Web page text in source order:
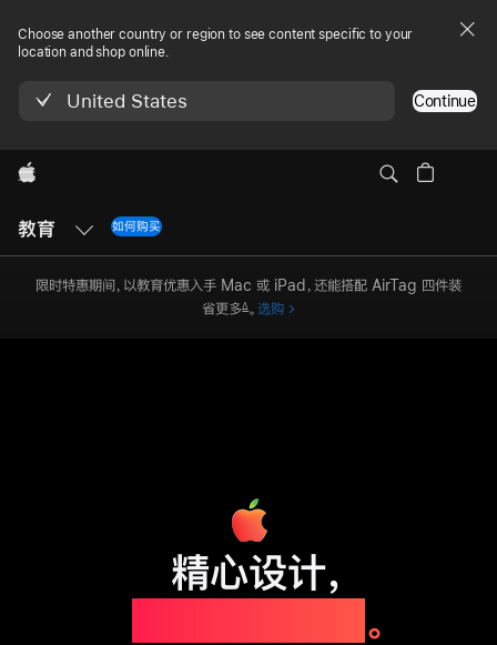
Choose another country or region to see content specific to your
location and shop online.
United States Continue
Apple
教育
航
如何购买教育
限时特惠期间，以教育优惠入手 Mac 或 iPad，还能搭配 AirTag 四件装
省更多Δ。 选购
精心设计，
。